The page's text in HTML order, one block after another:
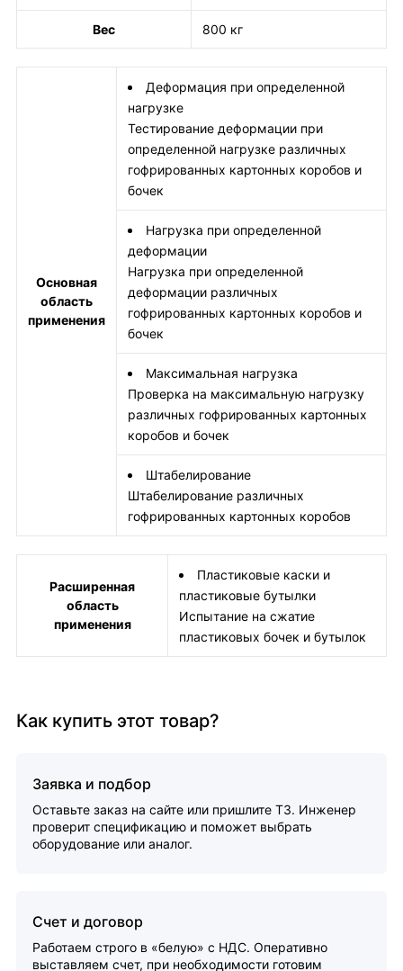
Вес 800 кг
Основная
область
применения
Деформация при определенной
нагрузке
Тестирование деформации при
определенной нагрузке различных
гофрированных картонных коробов и
бочек
Нагрузка при определенной
деформации
Нагрузка при определенной
деформации различных
гофрированных картонных коробов и
бочек
Максимальная нагрузка
Проверка на максимальную нагрузку
различных гофрированных картонных
коробов и бочек
Штабелирование
Штабелирование различных
гофрированных картонных коробов
Расширенная
область
применения
Пластиковые каски и
пластиковые бутылки
Испытание на сжатие
пластиковых бочек и бутылок
Как купить этот товар?
Заявка и подбор
Оставьте заказ на сайте или пришлите ТЗ. Инженер
проверит спецификацию и поможет выбрать
оборудование или аналог.
Счет и договор
Работаем строго в «белую» с НДС. Оперативно
выставляем счет, при необходимости готовим